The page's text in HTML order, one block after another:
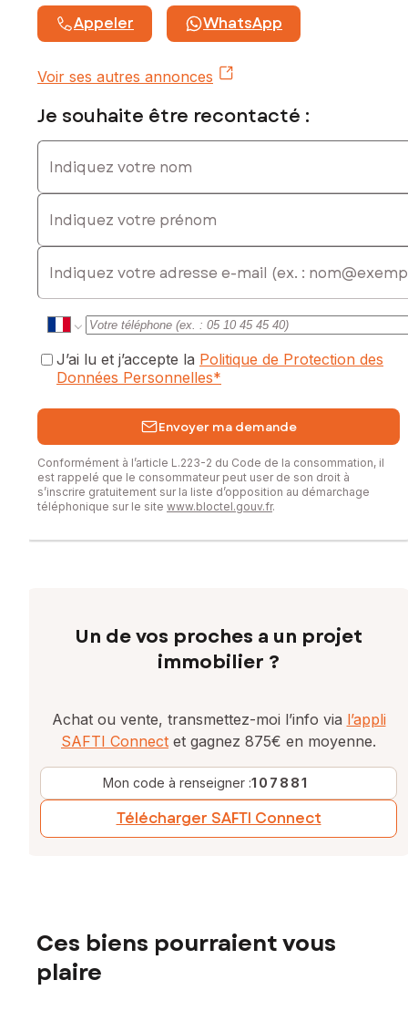
commercial immatriculé au RSAC de Créteil sous le numéro
930602891
Appeler WhatsApp
Voir ses autres annonces
Je souhaite être recontacté :
Indiquez votre nom
Indiquez votre prénom
E-mail
J’ai lu et j’accepte la Politique de Protection des
Données Personnelles*
Envoyer ma demande
Conformément à l’article L.223-2 du Code de la consommation, il
est rappelé que le consommateur peut user de son droit à
s’inscrire gratuitement sur la liste d’opposition au démarchage
téléphonique sur le site www.bloctel.gouv.fr.
Un de vos proches a un projet
immobilier ?
Achat ou vente, transmettez-moi l’info via l’appli
SAFTI Connect et gagnez 875€ en moyenne.
Mon code à renseigner :107881
Télécharger SAFTI Connect
Ces biens pourraient vous
plaire